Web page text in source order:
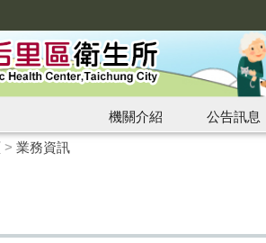
機關介紹 公告訊息
> 業務資訊